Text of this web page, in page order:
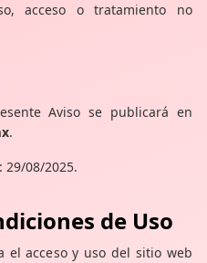
acceso o tratamiento no
Aviso se publicará en
.
: 29/08/2025.
de Uso
el acceso y uso del sitio web